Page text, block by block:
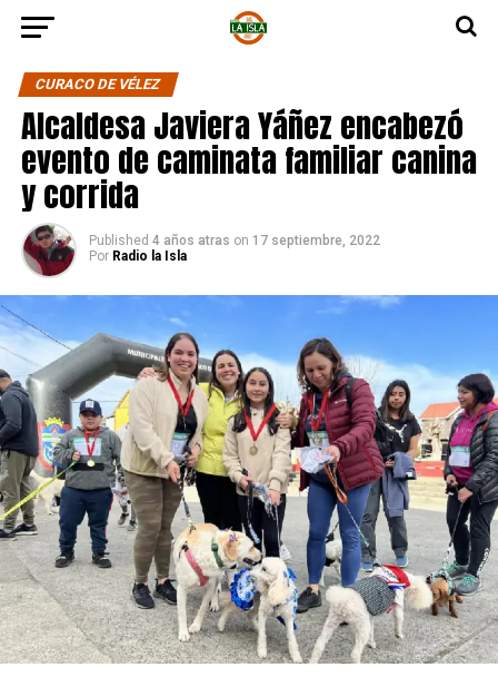
CURACO DE VÉLEZ
Alcaldesa Javiera Yáñez encabezó
evento de caminata familiar canina
y corrida
Published 4 años atras on 17 septiembre, 2022
Por Radio la Isla